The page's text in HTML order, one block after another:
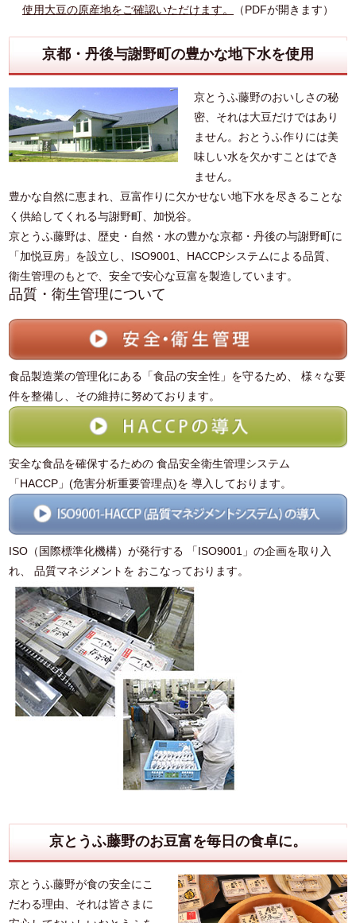
使用大豆の原産地をご確認いただけます。 （PDFが開きます）
京都・丹後与謝野町の豊かな地下水を使用
京とうふ藤野のおいしさの秘
密、それは大豆だけではあり
ません。おとうふ作りには美
味しい水を欠かすことはでき
ません。
豊かな自然に恵まれ、豆富作りに欠かせない地下水を尽きることな
く供給してくれる与謝野町、加悦谷。
京とうふ藤野は、歴史・自然・水の豊かな京都・丹後の与謝野町に
「加悦豆房」を設立し、ISO9001、HACCPシステムによる品質、
衛生管理のもとで、安全で安心な豆富を製造しています。
品質・衛生管理について
食品製造業の管理化にある「食品の安全性」を守るため、 様々な要
件を整備し、その維持に努めております。
安全な食品を確保するための 食品安全衛生管理システム
「HACCP」(危害分析重要管理点)を 導入しております。
ISO（国際標準化機構）が発行する 「ISO9001」の企画を取り入
れ、 品質マネジメントを おこなっております。
京とうふ藤野のお豆富を毎日の食卓に。
京とうふ藤野が食の安全にこ
だわる理由、それは皆さまに